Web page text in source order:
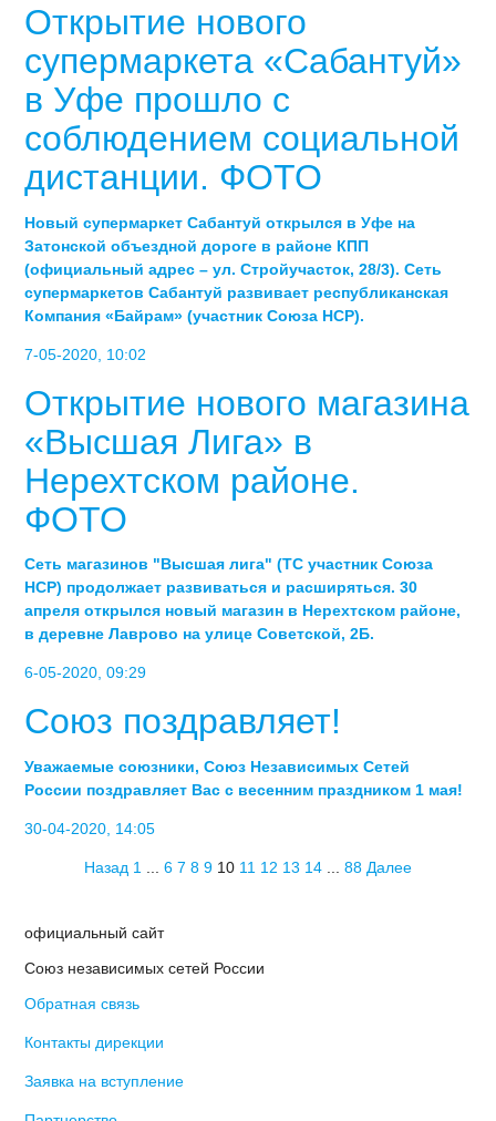
Открытие нового
супермаркета «Сабантуй»
в Уфе прошло с
соблюдением социальной
дистанции. ФОТО
Новый супермаркет Сабантуй открылся в Уфе на
Затонской объездной дороге в районе КПП
(официальный адрес – ул. Стройучасток, 28/3). Сеть
супермаркетов Сабантуй развивает республиканская
Компания «Байрам» (участник Союза НСР).
7-05-2020, 10:02
Открытие нового магазина
«Высшая Лига» в
Нерехтском районе.
ФОТО
Сеть магазинов "Высшая лига" (ТС участник Союза
НСР) продолжает развиваться и расширяться. 30
апреля открылся новый магазин в Нерехтском районе,
в деревне Лаврово на улице Советской, 2Б.
6-05-2020, 09:29
Союз поздравляет!
Уважаемые союзники, Союз Независимых Сетей
России поздравляет Вас с весенним праздником 1 мая!
30-04-2020, 14:05
Назад 1 6 7 8 9 10 11 12 13 14 88 Далее
официальный сайт
Союз независимых сетей России
Обратная связь
Контакты дирекции
Заявка на вступление